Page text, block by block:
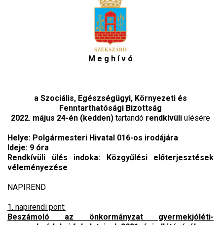
M e g h í v ó
a Szociális, Egészségügyi, Környezeti és
Fenntarthatósági Bizottság
2022. május 24-én (kedden) tartandó rendkívüli ülésére
Helye: Polgármesteri Hivatal 016-os irodájára
Ideje: 9 óra
Rendkívüli ülés indoka: Közgyűlési előterjesztések
véleményezése
NAPIREND
1. napirendi pont:
Beszámoló az önkormányzat gyermekjóléti-